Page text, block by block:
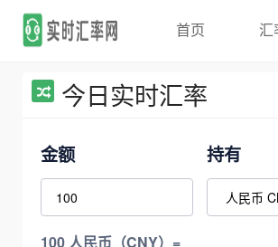
首页 汇
今日实时汇率
金额 持有
100 人民币（CNY）=